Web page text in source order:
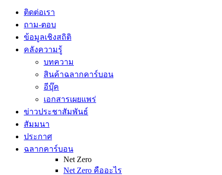
ติดต่อเรา
ถาม-ตอบ
ข้อมูลเชิงสถิติ
คลังความรู้
บทความ
สินค้าฉลากคาร์บอน
อีบุ๊ค
เอกสารเผยแพร่
ข่าวประชาสัมพันธ์
สัมมนา
ประกาศ
ฉลากคาร์บอน
Net Zero
Net Zero คืออะไร